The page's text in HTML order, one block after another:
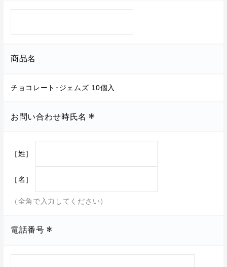
商品名
チョコレート･ジェムズ 10個入
お問い合わせ時氏名
［姓］
［名］
（全角で入力してください）
電話番号